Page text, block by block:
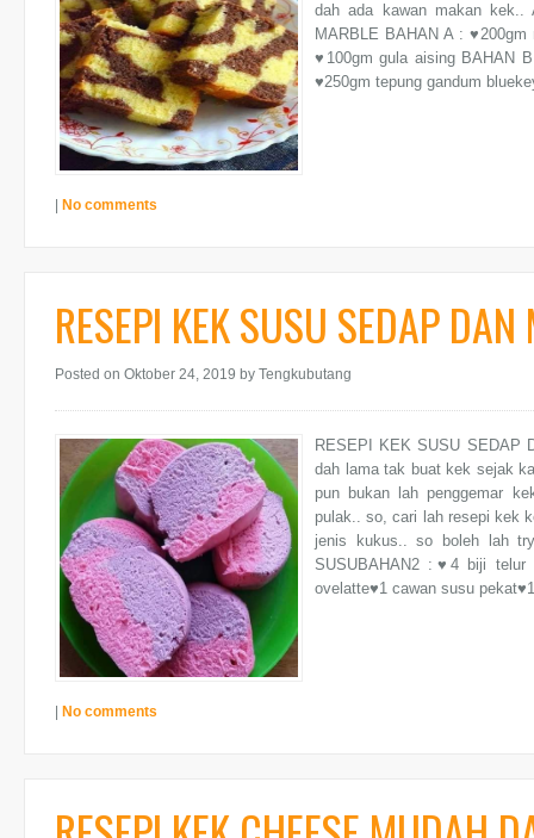
dah ada kawan makan
MARBLE BAHAN A :
♥100gm gula aising BAHAN
♥250gm tepung gandum
No comments
RESEPI KEK SUSU SEDAP
Posted on Oktober 24, 2019 by Tengkubutang
RESEPI KEK SUSU SEDAP
dah lama tak buat kek sejak
pun bukan lah penggemar
pulak.. so, cari lah resepi kek
jenis kukus.. so boleh lah
SUSUBAHAN2 :♥4 biji
ovelatte♥1 cawan susu
No comments